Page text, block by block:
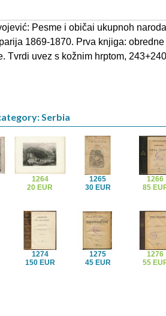
Pesme i običai ukupnoh
1869-1870. Prva knjiga:
Tvrdi uvez s kožnim hrptom,
Serbia
1264
20 EUR
1265
30 EUR
1266
85
1274
150 EUR
1275
45 EUR
1276
55